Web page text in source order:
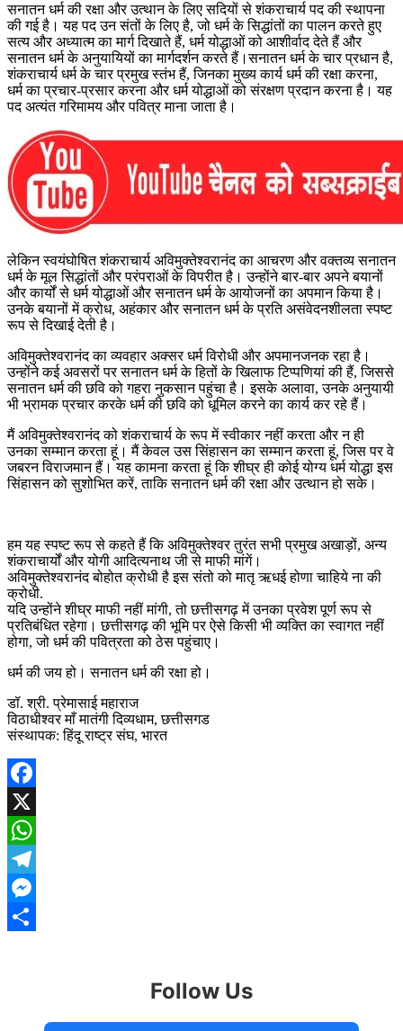
सनातन धर्म की रक्षा और उत्थान के लिए सदियों से शंकराचार्य पद की स्थापना
की गई है। यह पद उन संतों के लिए है, जो धर्म के सिद्धांतों का पालन करते हुए
सत्य और अध्यात्म का मार्ग दिखाते हैं, धर्म योद्धाओं को आशीर्वाद देते हैं और
सनातन धर्म के अनुयायियों का मार्गदर्शन करते हैं।सनातन धर्म के चार प्रधान है,
शंकराचार्य धर्म के चार प्रमुख स्तंभ हैं, जिनका मुख्य कार्य धर्म की रक्षा करना,
धर्म का प्रचार-प्रसार करना और धर्म योद्धाओं को संरक्षण प्रदान करना है। यह
पद अत्यंत गरिमामय और पवित्र माना जाता है।
लेकिन स्वयंघोषित शंकराचार्य अविमुक्तेश्वरानंद का आचरण और वक्तव्य सनातन
धर्म के मूल सिद्धांतों और परंपराओं के विपरीत है। उन्होंने बार-बार अपने बयानों
और कार्यों से धर्म योद्धाओं और सनातन धर्म के आयोजनों का अपमान किया है।
उनके बयानों में क्रोध, अहंकार और सनातन धर्म के प्रति असंवेदनशीलता स्पष्ट
रूप से दिखाई देती है।
अविमुक्तेश्वरानंद का व्यवहार अक्सर धर्म विरोधी और अपमानजनक रहा है।
उन्होंने कई अवसरों पर सनातन धर्म के हितों के खिलाफ टिप्पणियां की हैं, जिससे
सनातन धर्म की छवि को गहरा नुकसान पहुंचा है। इसके अलावा, उनके अनुयायी
भी भ्रामक प्रचार करके धर्म की छवि को धूमिल करने का कार्य कर रहे हैं।
मैं अविमुक्तेश्वरानंद को शंकराचार्य के रूप में स्वीकार नहीं करता और न ही
उनका सम्मान करता हूं। मैं केवल उस सिंहासन का सम्मान करता हूं, जिस पर वे
जबरन विराजमान हैं। यह कामना करता हूं कि शीघ्र ही कोई योग्य धर्म योद्धा इस
सिंहासन को सुशोभित करें, ताकि सनातन धर्म की रक्षा और उत्थान हो सके।
हम यह स्पष्ट रूप से कहते हैं कि अविमुक्तेश्वर तुरंत सभी प्रमुख अखाड़ों, अन्य
शंकराचार्यों और योगी आदित्यनाथ जी से माफी मांगें।
अविमुक्तेश्वरानंद बोहोत क्रोधी है इस संतो को मातृ ऋधई होणा चाहिये ना की
क्रोधी.
यदि उन्होंने शीघ्र माफी नहीं मांगी, तो छत्तीसगढ़ में उनका प्रवेश पूर्ण रूप से
प्रतिबंधित रहेगा। छत्तीसगढ़ की भूमि पर ऐसे किसी भी व्यक्ति का स्वागत नहीं
होगा, जो धर्म की पवित्रता को ठेस पहुंचाए।
धर्म की जय हो। सनातन धर्म की रक्षा हो।
डॉ. श्री. प्रेमासाई महाराज
विठाधीश्वर माँ मातंगी दिव्यधाम, छत्तीसगड
संस्थापक: हिंदू राष्ट्र संघ, भारत
Facebook
X
WhatsApp
Telegram
Messenger
Follow Us